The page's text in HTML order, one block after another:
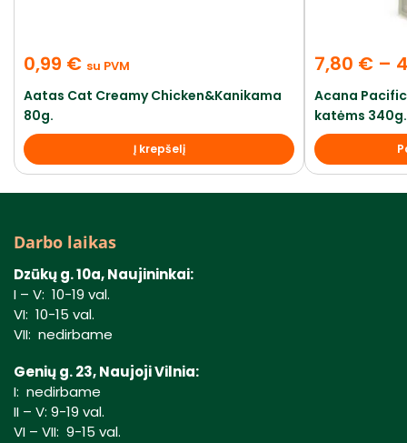
0,99 € su PVM
Aatas Cat Creamy Chicken&Kanikama
80g.
Į krepšelį
7,80 € –
Acana
katėms
Darbo laikas
Dzūkų g. 10a, Naujininkai:
I – V: 10-19 val.
VI: 10-15 val.
VII: nedirbame
Genių g. 23, Naujoji Vilnia:
I: nedirbame
II – V: 9-19 val.
VI – VII: 9-15 val.